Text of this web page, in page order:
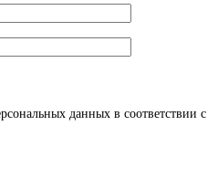
данных в соответствии с